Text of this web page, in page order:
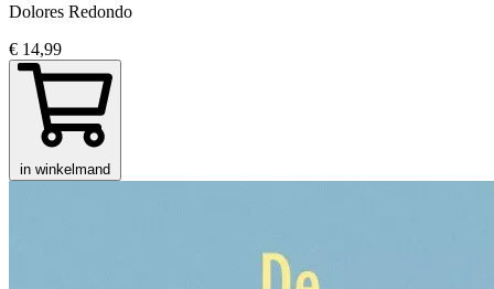
Dolores Redondo
€ 14,99
in winkelmand